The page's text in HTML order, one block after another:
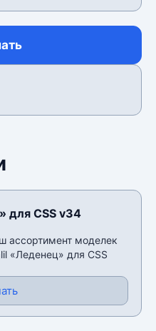
для CSS v34
ассортимент моделек
«Леденец» для CSS